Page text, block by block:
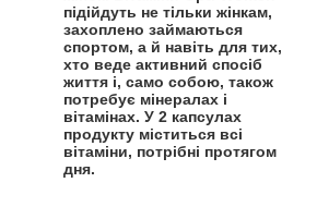
підійдуть не тільки жінкам,
захоплено займаються
спортом, а й навіть для тих,
хто веде активний спосіб
життя і, само собою, також
потребує мінералах і
вітамінах. У 2 капсулах
продукту міститься всі
вітаміни, потрібні протягом
дня.